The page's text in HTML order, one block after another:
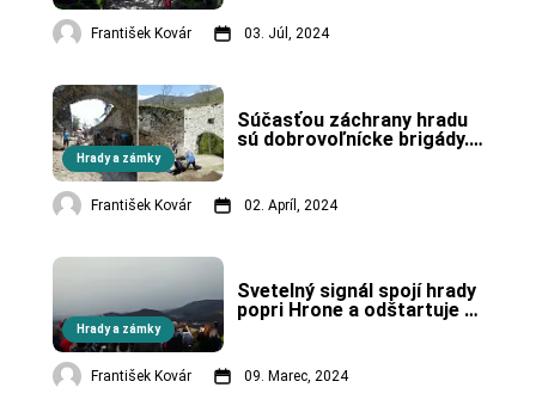
František Kovár 03. Júl, 2024
Hrady a zámky
Súčasťou záchrany hradu
sú dobrovoľnícke brigády.
František Kovár 02. Apríl, 2024
Hrady a zámky
Svetelný signál spojí hrady
popri Hrone a odštartuje
František Kovár 09. Marec, 2024